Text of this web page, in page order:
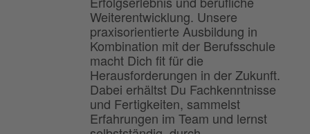
Weiterentwicklung. Unsere
praxisorientierte Ausbildung in
Kombination mit der Berufsschule
macht Dich fit für die
Herausforderungen in der Zukunft.
Dabei erhältst Du Fachkenntnisse
und Fertigkeiten, sammelst
Erfahrungen im Team und lernst